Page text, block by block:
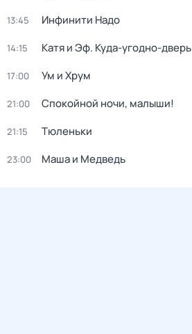
13:45 Инфинити Надо
14:15 Катя и Эф. Куда-угодно-дверь
17:00 Ум и Хрум
21:00 Спокойной ночи, малыши!
21:15 Тюленьки
23:00 Маша и Медведь